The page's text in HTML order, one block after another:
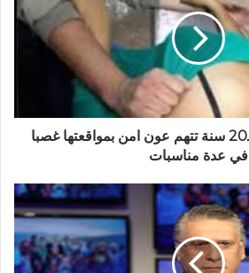
في العاصمة : فتاة الـ20 سنة تتهم عون امن بمواقعتها غصبا
في عدة مناسبات